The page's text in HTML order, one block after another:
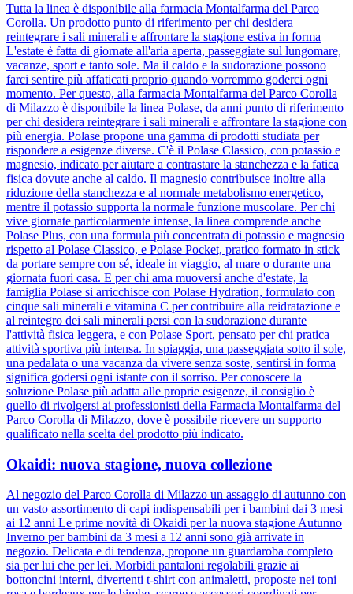
Tutta la linea è disponibile alla farmacia Montalfarma del Parco
Corolla. Un prodotto punto di riferimento per chi desidera
reintegrare i sali minerali e affrontare la stagione estiva in forma
L'estate è fatta di giornate all'aria aperta, passeggiate sul lungomare,
vacanze, sport e tanto sole. Ma il caldo e la sudorazione possono
farci sentire più affaticati proprio quando vorremmo goderci ogni
momento. Per questo, alla farmacia Montalfarma del Parco Corolla
di Milazzo è disponibile la linea Polase, da anni punto di riferimento
per chi desidera reintegrare i sali minerali e affrontare la stagione con
più energia. Polase propone una gamma di prodotti studiata per
rispondere a esigenze diverse. C'è il Polase Classico, con potassio e
magnesio, indicato per aiutare a contrastare la stanchezza e la fatica
fisica dovute anche al caldo. Il magnesio contribuisce inoltre alla
riduzione della stanchezza e al normale metabolismo energetico,
mentre il potassio supporta la normale funzione muscolare. Per chi
vive giornate particolarmente intense, la linea comprende anche
Polase Plus, con una formula più concentrata di potassio e magnesio
rispetto al Polase Classico, e Polase Pocket, pratico formato in stick
da portare sempre con sé, ideale in viaggio, al mare o durante una
giornata fuori casa. E per chi ama muoversi anche d'estate, la
famiglia Polase si arricchisce con Polase Hydration, formulato con
cinque sali minerali e vitamina C per contribuire alla reidratazione e
al reintegro dei sali minerali persi con la sudorazione durante
l'attività fisica leggera, e con Polase Sport, pensato per chi pratica
attività sportiva più intensa. In spiaggia, una passeggiata sotto il sole,
una pedalata o una vacanza da vivere senza soste, sentirsi in forma
significa godersi ogni istante con il sorriso. Per conoscere la
soluzione Polase più adatta alle proprie esigenze, il consiglio è
quello di rivolgersi ai professionisti della Farmacia Montalfarma del
Parco Corolla di Milazzo, dove è possibile ricevere un supporto
qualificato nella scelta del prodotto più indicato.
Okaidi: nuova stagione, nuova collezione
Al negozio del Parco Corolla di Milazzo un assaggio di autunno con
un vasto assortimento di capi indispensabili per i bambini dai 3 mesi
ai 12 anni Le prime novità di Okaidi per la nuova stagione Autunno
Inverno per bambini da 3 mesi a 12 anni sono già arrivate in
negozio. Delicata e di tendenza, propone un guardaroba completo
sia per lui che per lei. Morbidi pantaloni regolabili grazie ai
bottoncini interni, divertenti t-shirt con animaletti, proposte nei toni